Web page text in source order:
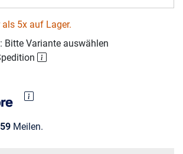
5x auf Lager.
Bitte Variante auswählen
Meilen.